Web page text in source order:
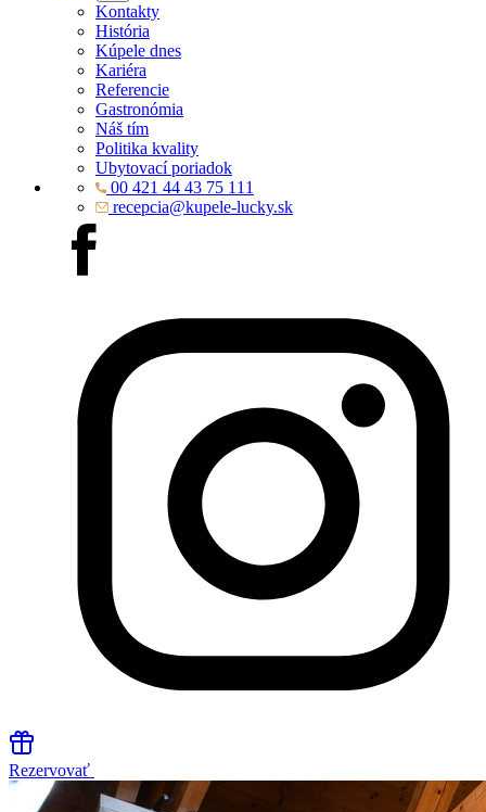
Kontakty
História
Kúpele dnes
Kariéra
Referencie
Gastronómia
Náš tím
Politika kvality
Ubytovací poriadok
00 421 44 43 75 111
recepcia@kupele-lucky.sk
Rezervovať